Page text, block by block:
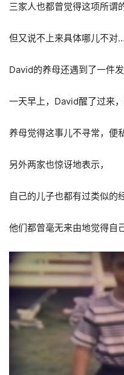
三家人也都曾觉得这项所谓
但又说不上来具体哪儿不对…
David的养母还遇到了一件
一天早上，David醒了过来
养母觉得这事儿不寻常，便
另外两家也惊讶地表示，
自己的儿子也都有过类似
他们都曾毫无来由地觉得自